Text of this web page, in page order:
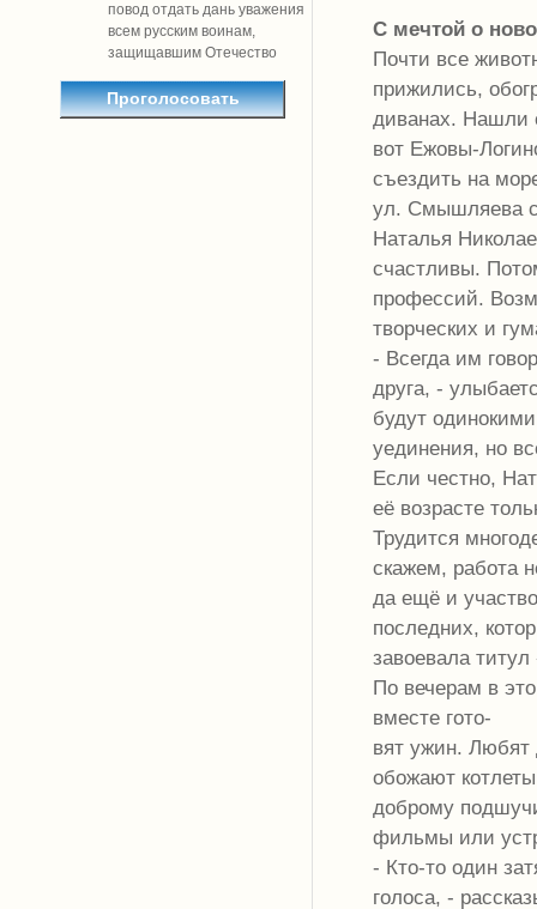
повод отдать дань уважения
всем русским воинам,
защищавшим Отечество
С мечтой о
Почти все
прижились,
диванах. Нашли
вот Ежовы-
съездить на
ул. Смышляева
Наталья
счастливы.
профессий.
творческих и
- Всегда им
друга, -
будут
уединения, но
Если честно,
её возрасте
Трудится
скажем, работа
да ещё и
последних,
завоевала
По вечерам в
вместе гото-
вят ужин. Любят
обожают
доброму
фильмы или
- Кто-то один
голоса, -